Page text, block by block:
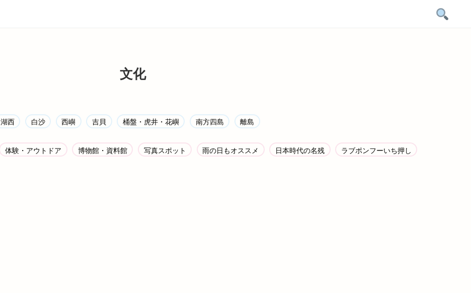
文化
湖西 白沙 西嶼 吉貝 桶盤・虎井・花嶼 南方四島 離島
体験・アウトドア 博物館・資料館 写真スポット 雨の日もオススメ 日本時代の名残 ラブポンフーいち押し